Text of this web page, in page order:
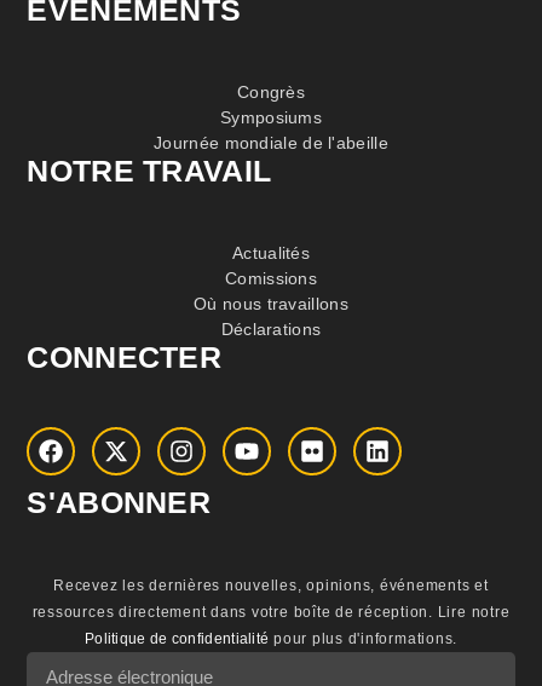
EVÉNEMENTS
Congrès
Symposiums
Journée mondiale de l'abeille
NOTRE TRAVAIL
Actualités
Comissions
Où nous travaillons
Déclarations
CONNECTER
S'ABONNER
Recevez les dernières nouvelles, opinions, événements et
ressources directement dans votre boîte de réception. Lire notre
Politique de confidentialité pour plus d'informations.